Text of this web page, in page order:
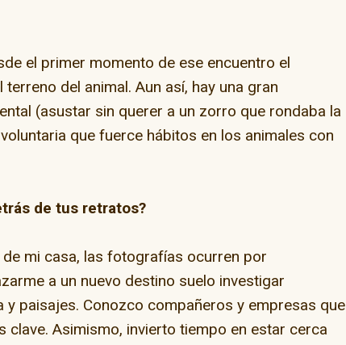
el primer momento de ese encuentro el
del animal. Aun así, hay una gran
(asustar sin querer a un zorro que rondaba la
que fuerce hábitos en los animales con
de tus retratos?
mi casa, las fotografías ocurren por
a un nuevo destino suelo investigar
paisajes. Conozco compañeros y empresas que
clave. Asimismo, invierto tiempo en estar cerca